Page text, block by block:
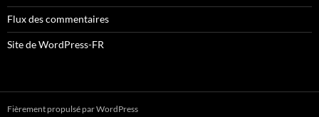
Flux des commentaires
Site de WordPress-FR
Fièrement propulsé par WordPress